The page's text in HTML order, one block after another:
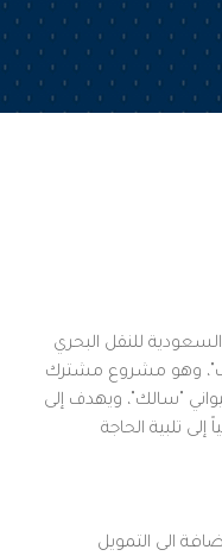
للنقل البحري
وهو مشروع مشترك
"سالك"، ويهدف إلى
تلبية الحاجة
الى التمويل